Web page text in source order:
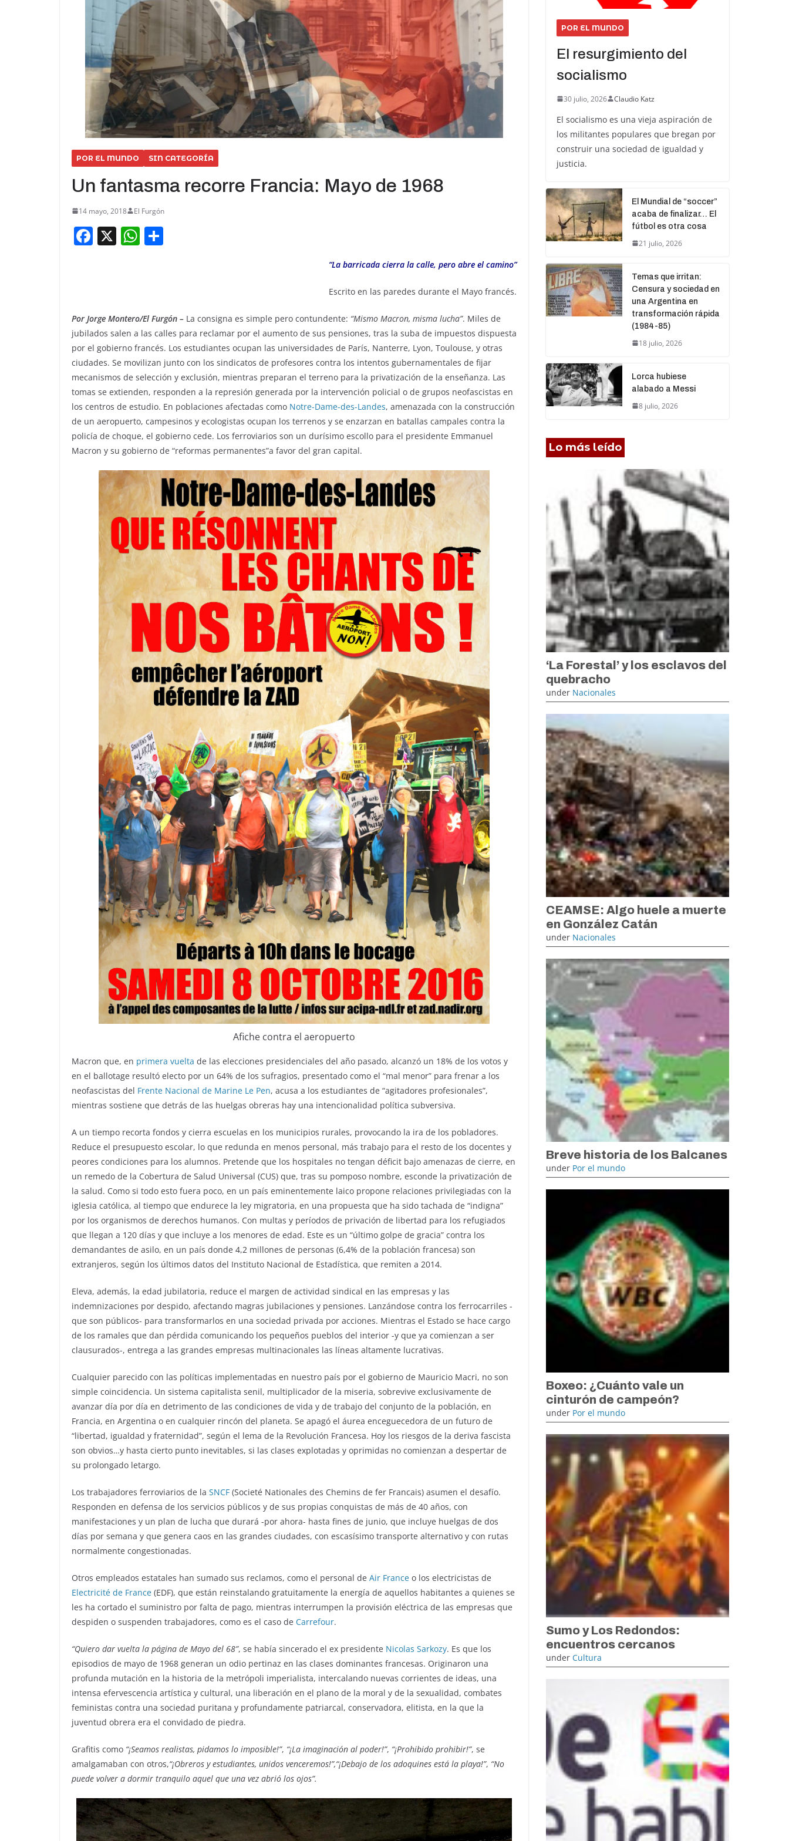
POR EL MUNDO SIN CATEGORÍA
Un fantasma recorre Francia: Mayo de 1968
14 mayo, 2018 El Furgón
F
b
o
o
k
X W
A
p
p
“La barricada cierra la calle, pero abre el camino”
Escrito en las paredes durante el Mayo francés.
Por Jorge Montero/El Furgón – La consigna es simple pero contundente: “Mismo Macron, misma lucha”. Miles de
jubilados salen a las calles para reclamar por el aumento de sus pensiones, tras la suba de impuestos dispuesta
por el gobierno francés. Los estudiantes ocupan las universidades de París, Nanterre, Lyon, Toulouse, y otras
ciudades. Se movilizan junto con los sindicatos de profesores contra los intentos gubernamentales de fijar
mecanismos de selección y exclusión, mientras preparan el terreno para la privatización de la enseñanza. Las
tomas se extienden, responden a la represión generada por la intervención policial o de grupos neofascistas en
los centros de estudio. En poblaciones afectadas como Notre-Dame-des-Landes, amenazada con la construcción
de un aeropuerto, campesinos y ecologistas ocupan los terrenos y se enzarzan en batallas campales contra la
policía de choque, el gobierno cede. Los ferroviarios son un durísimo escollo para el presidente Emmanuel
Macron y su gobierno de “reformas permanentes”a favor del gran capital.
Afiche contra el aeropuerto
Macron que, en primera vuelta de las elecciones presidenciales del año pasado, alcanzó un 18% de los votos y
en el ballotage resultó electo por un 64% de los sufragios, presentado como el “mal menor” para frenar a los
neofascistas del Frente Nacional de Marine Le Pen, acusa a los estudiantes de “agitadores profesionales”,
mientras sostiene que detrás de las huelgas obreras hay una intencionalidad política subversiva.
A un tiempo recorta fondos y cierra escuelas en los municipios rurales, provocando la ira de los pobladores.
Reduce el presupuesto escolar, lo que redunda en menos personal, más trabajo para el resto de los docentes y
peores condiciones para los alumnos. Pretende que los hospitales no tengan déficit bajo amenazas de cierre, en
un remedo de la Cobertura de Salud Universal (CUS) que, tras su pomposo nombre, esconde la privatización de
la salud. Como si todo esto fuera poco, en un país eminentemente laico propone relaciones privilegiadas con la
iglesia católica, al tiempo que endurece la ley migratoria, en una propuesta que ha sido tachada de “indigna”
por los organismos de derechos humanos. Con multas y períodos de privación de libertad para los refugiados
que llegan a 120 días y que incluye a los menores de edad. Este es un “último golpe de gracia” contra los
demandantes de asilo, en un país donde 4,2 millones de personas (6,4% de la población francesa) son
extranjeros, según los últimos datos del Instituto Nacional de Estadística, que remiten a 2014.
Eleva, además, la edad jubilatoria, reduce el margen de actividad sindical en las empresas y las
indemnizaciones por despido, afectando magras jubilaciones y pensiones. Lanzándose contra los ferrocarriles -
que son públicos- para transformarlos en una sociedad privada por acciones. Mientras el Estado se hace cargo
de los ramales que dan pérdida comunicando los pequeños pueblos del interior -y que ya comienzan a ser
clausurados-, entrega a las grandes empresas multinacionales las líneas altamente lucrativas.
Cualquier parecido con las políticas implementadas en nuestro país por el gobierno de Mauricio Macri, no son
simple coincidencia. Un sistema capitalista senil, multiplicador de la miseria, sobrevive exclusivamente de
avanzar día por día en detrimento de las condiciones de vida y de trabajo del conjunto de la población, en
Francia, en Argentina o en cualquier rincón del planeta. Se apagó el áurea enceguecedora de un futuro de
“libertad, igualdad y fraternidad”, según el lema de la Revolución Francesa. Hoy los riesgos de la deriva fascista
son obvios…y hasta cierto punto inevitables, si las clases explotadas y oprimidas no comienzan a despertar de
su prolongado letargo.
Los trabajadores ferroviarios de la SNCF (Societé Nationales des Chemins de fer Francais) asumen el desafío.
Responden en defensa de los servicios públicos y de sus propias conquistas de más de 40 años, con
manifestaciones y un plan de lucha que durará -por ahora- hasta fines de junio, que incluye huelgas de dos
días por semana y que genera caos en las grandes ciudades, con escasísimo transporte alternativo y con rutas
normalmente congestionadas.
Otros empleados estatales han sumado sus reclamos, como el personal de Air France o los electricistas de
Electricité de France (EDF), que están reinstalando gratuitamente la energía de aquellos habitantes a quienes se
les ha cortado el suministro por falta de pago, mientras interrumpen la provisión eléctrica de las empresas que
despiden o suspenden trabajadores, como es el caso de Carrefour.
“Quiero dar vuelta la página de Mayo del 68”, se había sincerado el ex presidente Nicolas Sarkozy. Es que los
episodios de mayo de 1968 generan un odio pertinaz en las clases dominantes francesas. Originaron una
profunda mutación en la historia de la metrópoli imperialista, intercalando nuevas corrientes de ideas, una
intensa efervescencia artística y cultural, una liberación en el plano de la moral y de la sexualidad, combates
feministas contra una sociedad puritana y profundamente patriarcal, conservadora, elitista, en la que la
juventud obrera era el convidado de piedra.
Grafitis como “¡Seamos realistas, pidamos lo imposible!”, “¡La imaginación al poder!”, “¡Prohibido prohibir!”, se
amalgamaban con otros,“¡Obreros y estudiantes, unidos venceremos!”,“¡Debajo de los adoquines está la playa!”, “No
puede volver a dormir tranquilo aquel que una vez abrió los ojos”.
POR EL MUNDO
El resurgimiento del
socialismo
30 julio, 2026 Claudio Katz
El socialismo es una vieja aspiración de
los militantes populares que bregan por
construir una sociedad de igualdad y
justicia.
El Mundial de “soccer”
acaba de finalizar… El
fútbol es otra cosa
21 julio, 2026
Temas que irritan:
Censura y sociedad en
una Argentina en
transformación rápida
(1984-85)
18 julio, 2026
Lorca hubiese
alabado a Messi
8 julio, 2026
Lo más leído
‘La Forestal’ y los esclavos del
quebracho
under Nacionales
CEAMSE: Algo huele a muerte
en González Catán
under Nacionales
Breve historia de los Balcanes
under Por el mundo
Boxeo: ¿Cuánto vale un
cinturón de campeón?
under Por el mundo
Sumo y Los Redondos:
encuentros cercanos
under Cultura